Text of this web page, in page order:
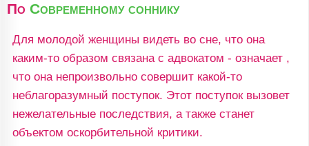
По Современному соннику
Для молодой женщины видеть во сне, что она
каким-то образом связана с адвокатом - означает ,
что она непроизвольно совершит какой-то
неблагоразумный поступок. Этот поступок вызовет
нежелательные последствия, а также станет
объектом оскорбительной критики.